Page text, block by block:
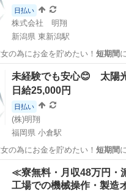
日払い
株式会社 明翔
新潟県 東新潟駅
の為にお金を貯めたい！ 短期間
り…
東新潟駅 その他 電気
未経験でも安心😊 太陽光
日給25,000円
日払い
(株)明翔
福岡県 小倉駅
の為にお金を貯めたい！ 短期間
り…
州市 小倉駅 その他 短期
≪寮無料・月収48万円・
工場での機械操作・製造